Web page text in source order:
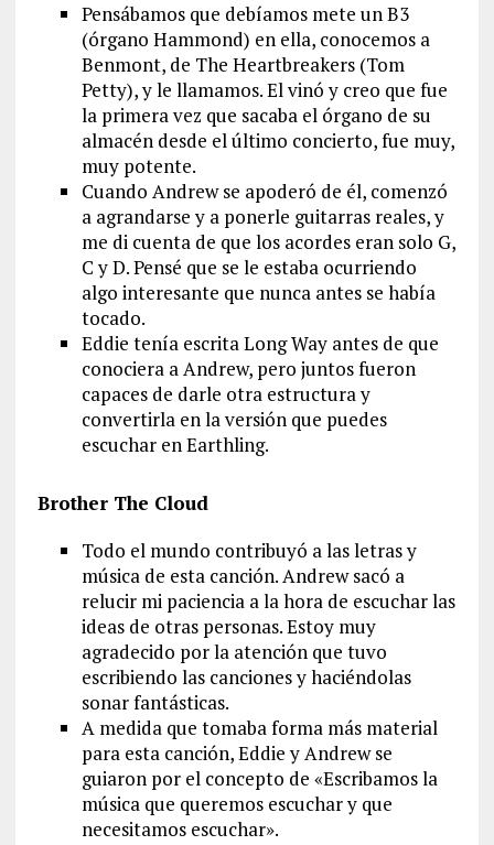
Pensábamos que debíamos mete un B3
(órgano Hammond) en ella, conocemos a
Benmont, de The Heartbreakers (Tom
Petty), y le llamamos. El vinó y creo que fue
la primera vez que sacaba el órgano de su
almacén desde el último concierto, fue muy,
muy potente.
Cuando Andrew se apoderó de él, comenzó
a agrandarse y a ponerle guitarras reales, y
me di cuenta de que los acordes eran solo G,
C y D. Pensé que se le estaba ocurriendo
algo interesante que nunca antes se había
tocado.
Eddie tenía escrita Long Way antes de que
conociera a Andrew, pero juntos fueron
capaces de darle otra estructura y
convertirla en la versión que puedes
escuchar en Earthling.
Brother The Cloud
Todo el mundo contribuyó a las letras y
música de esta canción. Andrew sacó a
relucir mi paciencia a la hora de escuchar las
ideas de otras personas. Estoy muy
agradecido por la atención que tuvo
escribiendo las canciones y haciéndolas
sonar fantásticas.
A medida que tomaba forma más material
para esta canción, Eddie y Andrew se
guiaron por el concepto de «Escribamos la
música que queremos escuchar y que
necesitamos escuchar».